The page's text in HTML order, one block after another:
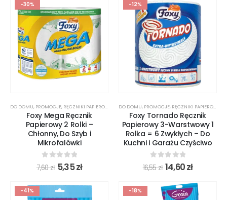
-30%
DO DOMU, PROMOCJE, RĘCZNIKI PAPIEROWE
Foxy Mega Ręcznik
Papierowy 2 Rolki –
Chłonny, Do Szyb i
Mikrofalówki
0 out of 5
7,60zł 5,35zł
-12%
DO DOMU, PROMOCJE, RĘCZNIKI PAPIEROWE
Foxy Tornado Ręcznik
Papierowy 3-Warstwowy 1
Rolka = 6 Zwykłych – Do
Kuchni i Garażu Czyściwo
0out of 5
16,55zł 14,60zł
-41% -18%